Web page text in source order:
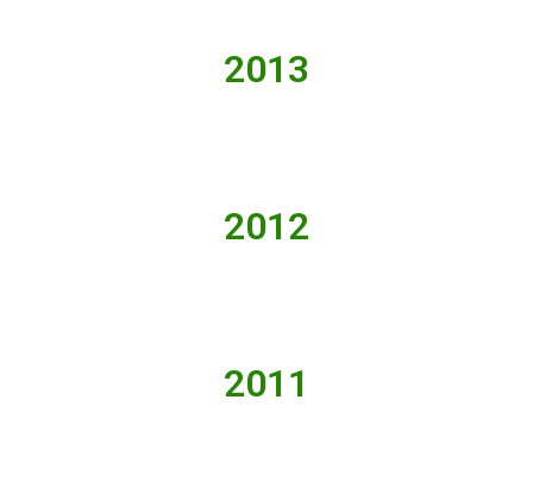
2013
2012
2011